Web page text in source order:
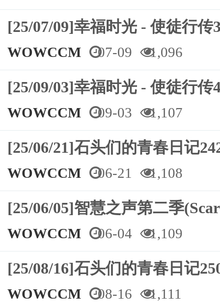
[25/07/09]幸福时光 - 使徒行
WOWCCM 07-09 1,096
[25/09/03]幸福时光 - 使徒行
WOWCCM 09-03 1,107
[25/06/21]石头们的青春日记
WOWCCM 06-21 1,108
[25/06/05]智慧之声第二季
WOWCCM 06-04 1,109
[25/08/16]石头们的青春日记
WOWCCM 08-16 1,111